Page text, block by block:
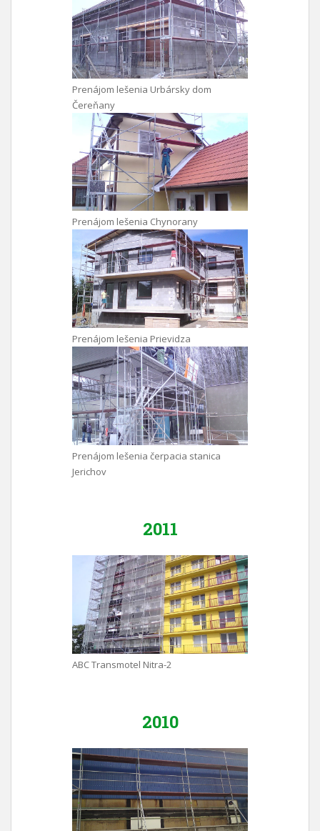
Prenájom lešenia Urbársky dom
Čereňany
Prenájom lešenia Chynorany
Prenájom lešenia Prievidza
Prenájom lešenia čerpacia stanica
Jerichov
2011
ABC Transmotel Nitra-2
2010